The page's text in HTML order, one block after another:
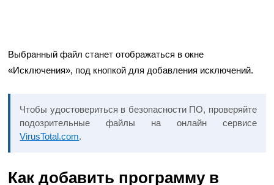
Выбранный файл станет отображаться в окне
«Исключения», под кнопкой для добавления исключений.
Чтобы удостовериться в безопасности ПО, проверяйте
подозрительные файлы на онлайн сервисе
VirusTotal.com.
Как добавить программу в